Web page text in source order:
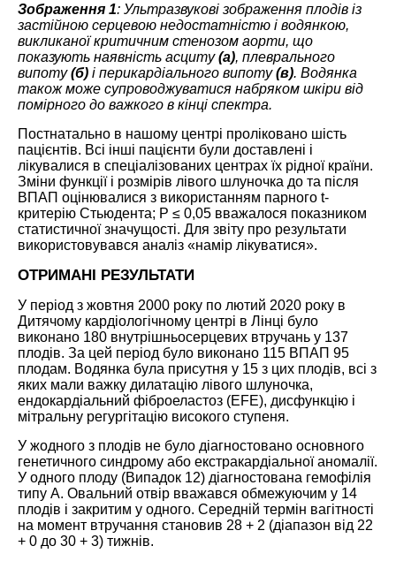
Зображення 1: Ультразвукові зображення плодів із
застійною серцевою недостатністю і водянкою,
викликаної критичним стенозом аорти, що
показують наявність асциту(а), плеврального
випоту(б) і перикардіального випоту(в). Водянка
також може супроводжуватися набряком шкіри від
помірного до важкого в кінці спектра.
Постнатально в нашому центрі проліковано шість
пацієнтів. Всі інші пацієнти були доставлені і
лікувалися в спеціалізованих центрах їх рідної країни.
Зміни функції і розмірів лівого шлуночка до та після
ВПАП оцінювалися з використанням парного t-
критерію Стьюдента; P ≤ 0,05 вважалося показником
статистичної значущості. Для звіту про результати
використовувався аналіз «намір лікуватися».
ОТРИМАНІ РЕЗУЛЬТАТИ
У період з жовтня 2000 року по лютий 2020 року в
Дитячому кардіологічному центрі в Лінці було
виконано 180 внутрішньосерцевих втручань у 137
плодів. За цей період було виконано 115 ВПАП 95
плодам. Водянка була присутня у 15 з цих плодів, всі з
яких мали важку дилатацію лівого шлуночка,
ендокардіальний фіброеластоз (EFE), дисфункцію і
мітральну регургітацію високого ступеня.
У жодного з плодів не було діагностовано основного
генетичного синдрому або екстракардіальної аномалії.
У одного плоду (Випадок 12) діагностована гемофілія
типу А. Овальний отвір вважався обмежуючим у 14
плодів і закритим у одного. Середній термін вагітності
на момент втручання становив 28 + 2 (діапазон від 22
+ 0 до 30 + 3) тижнів.